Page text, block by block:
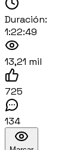
Duración:
1:22:49
13,21 mil
725
134